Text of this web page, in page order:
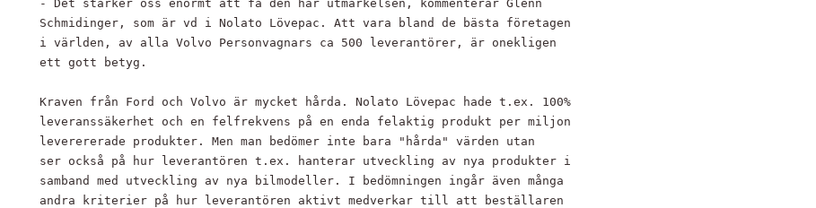
- Det stärker oss enormt att få den här utmärkelsen, kommenterar Glenn
Schmidinger, som är vd i Nolato Lövepac. Att vara bland de bästa företagen
i världen, av alla Volvo Personvagnars ca 500 leverantörer, är onekligen
ett gott betyg.
Kraven från Ford och Volvo är mycket hårda. Nolato Lövepac hade t.ex. 100%
leveranssäkerhet och en felfrekvens på en enda felaktig produkt per miljon
leverererade produkter. Men man bedömer inte bara "hårda" värden utan
ser också på hur leverantören t.ex. hanterar utveckling av nya produkter i
samband med utveckling av nya bilmodeller. I bedömningen ingår även många
andra kriterier på hur leverantören aktivt medverkar till att beställaren